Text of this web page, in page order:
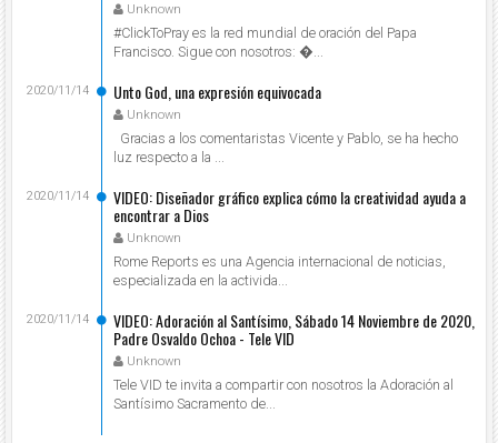
Unknown
#ClickToPray es la red mundial de oración del Papa
Francisco. Sigue con nosotros: ...
Unto God, una expresión equivocada
Unknown
2020/11/14
Gracias a los comentaristas Vicente y Pablo, se ha hecho
luz respecto a la ...
VIDEO: Diseñador gráfico explica cómo la creatividad ayuda a
encontrar a Dios
Unknown
2020/11/14
Rome Reports es una Agencia internacional de noticias,
especializada en la activida...
VIDEO: Adoración al Santísimo, Sábado 14 Noviembre de 2020,
Padre Osvaldo Ochoa - Tele VID
Unknown
2020/11/14
Tele VID te invita a compartir con nosotros la Adoración al
Santísimo Sacramento de...